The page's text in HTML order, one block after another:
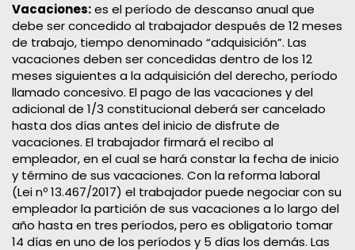
Vacaciones:es el período de descanso anual que
debe ser concedido al trabajador después de 12 meses
de trabajo, tiempo denominado “adquisición”. Las
vacaciones deben ser concedidas dentro de los 12
meses siguientes a la adquisición del derecho, período
llamado concesivo. El pago de las vacaciones y del
adicional de 1/3 constitucional deberá ser cancelado
hasta dos días antes del inicio de disfrute de
vacaciones. El trabajador firmará el recibo al
empleador, en el cual se hará constar la fecha de inicio
y término de sus vacaciones. Con la reforma laboral
(Lei nº 13.467/2017) el trabajador puede negociar con su
empleador la partición de sus vacaciones a lo largo del
año hasta en tres períodos, pero es obligatorio tomar
14 días en uno de los períodos y 5 días los demás. Las